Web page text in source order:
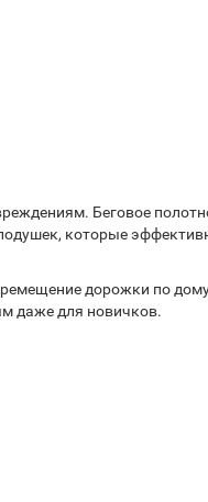
Беговое
которые
дорожки по
даже для новичков.